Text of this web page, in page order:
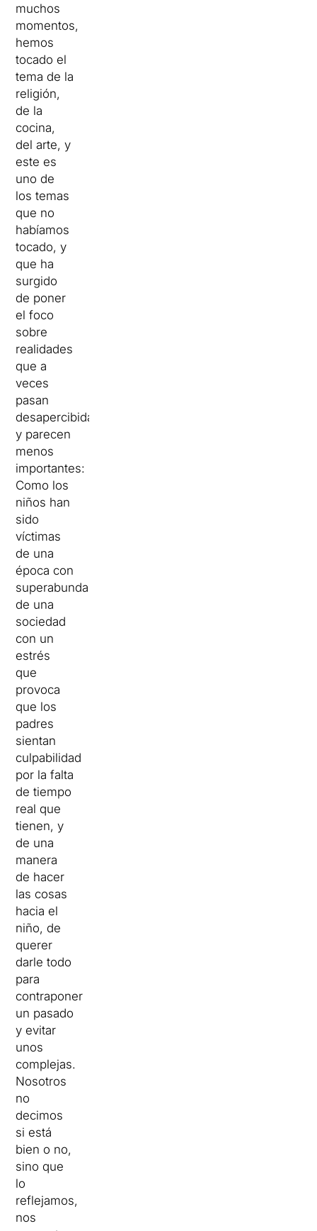
muchos
momentos,
hemos
tocado el
tema de la
religión,
de la
cocina,
del arte, y
este es
uno de
los temas
que no
habíamos
tocado, y
que ha
surgido
de poner
el foco
sobre
realidades
que a
veces
pasan
desapercibidas
y parecen
menos
importantes:
Como los
niños han
sido
víctimas
de una
época con
superabundancia,
de una
sociedad
con un
estrés
que
provoca
que los
padres
sientan
culpabilidad
por la falta
de tiempo
real que
tienen, y
de una
manera
de hacer
las cosas
hacia el
niño, de
querer
darle todo
para
contraponer
un pasado
y evitar
unos
complejas.
Nosotros
no
decimos
si está
bien o no,
sino que
lo
reflejamos,
nos